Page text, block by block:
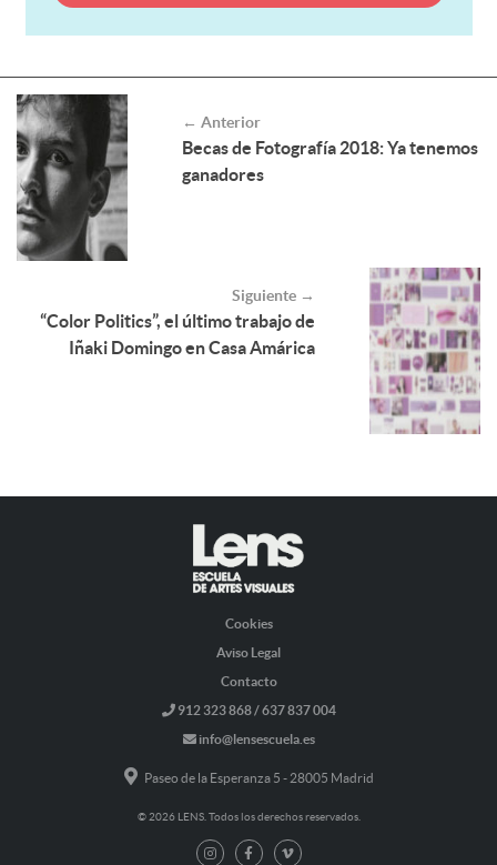
← Anterior
Becas de Fotografía 2018: Ya tenemos
ganadores
Siguiente →
“Color Politics”, el último trabajo de
Iñaki Domingo en Casa Amárica
Cookies
Aviso Legal
Contacto
912 323 868 / 637 837 004
info@lensescuela.es
Paseo de la Esperanza 5 - 28005 Madrid
© 2026 LENS. Todos los derechos reservados.